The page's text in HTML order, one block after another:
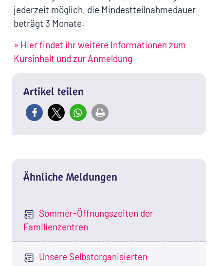
jederzeit möglich, die Mindestteilnahmedauer
beträgt 3 Monate.
» Hier findet ihr weitere Informationen zum
Kursinhalt und zur Anmeldung
Artikel teilen
Ähnliche Meldungen
Sommer-Öffnungszeiten der
Familienzentren
Unsere Selbstorganisierten